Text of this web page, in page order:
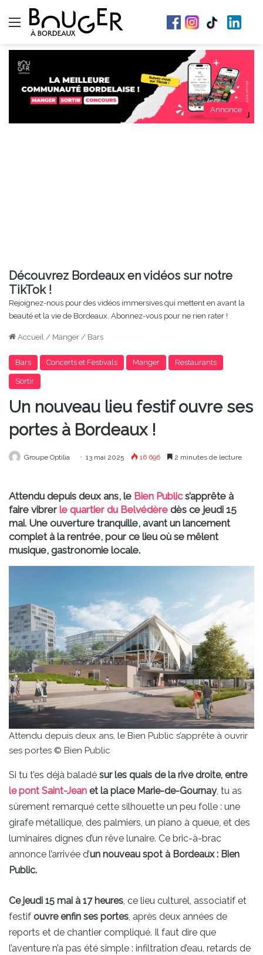
Menu
Annonce
Découvrez Bordeaux en vidéos sur notre
TikTok !
Rejoignez-nous pour des vidéos immersives qui mettent en avant la
beauté et la vie de Bordeaux. Abonnez-vous pour ne rien rater !
Accueil / Manger / Bars
Bars Concerts et Festivals Manger Restaurants
Sortir
Un nouveau lieu festif ouvre ses
portes à Bordeaux !
Groupe Optilia 13 mai 2025 16 696 2 minutes de lecture
Attendu depuis deux ans, le Bien Publics’apprête à
faire vibrer le quartier du Belvédère dès ce jeudi 15
mai. Une ouverture tranquille, avant un lancement
complet à la rentrée, pour ce lieu où se mêlent
musique, gastronomie locale.
Attendu depuis deux ans, le Bien Public s’apprête à ouvrir
ses portes © Bien Public
Si tu t’es déjà baladé sur les quais de la rive droite, entre
le pont Saint-Jean et la place Marie-de-Gournay, tu as
sûrement remarqué cette silhouette un peu folle : une
girafe métallique, des palmiers, un piano à queue, et des
luminaires dignes d’un rêve lunaire. Ce bric-à-brac
annonce l’arrivée d’un nouveau spot à Bordeaux : Bien
Public.
Ce jeudi 15 mai à 17 heures , ce lieu culturel, associatif et
festif ouvre enfin ses portes , après deux années de
reports et de chantier compliqué. Il faut dire que
l’aventure n’a pas été simple : infiltration d’eau, retards de